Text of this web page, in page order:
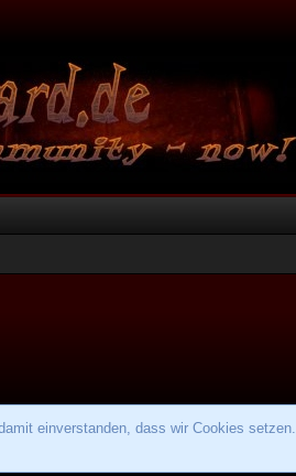
einverstanden, dass wir Cookies setzen.